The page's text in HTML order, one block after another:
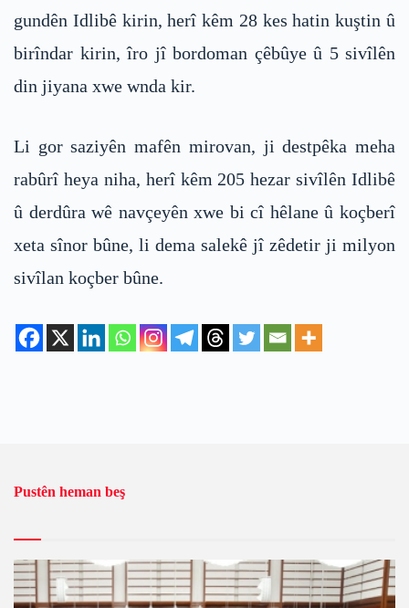
gundên Idlibê kirin, herî kêm 28 kes hatin kuştin û
birîndar kirin, îro jî bordoman çêbûye û 5 sivîlên
din jiyana xwe wnda kir.
Li gor saziyên mafên mirovan, ji destpêka meha
rabûrî heya niha, herî kêm 205 hezar sivîlên Idlibê
û derdûra wê navçeyên xwe bi cî hêlane û koçberî
xeta sînor bûne, li dema salekê jî zêdetir ji milyon
sivîlan koçber bûne.
Pustên heman beş